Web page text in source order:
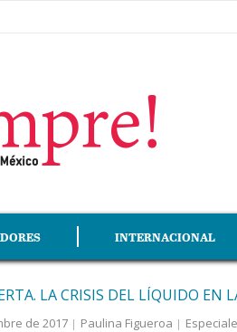
INTERNACIONAL
LA CRISIS DEL LÍQUIDO EN
de 2017 Paulina Figueroa